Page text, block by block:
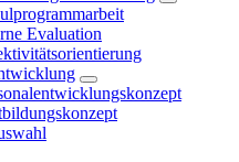
Evaluation